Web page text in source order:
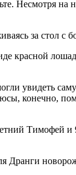
Несмотря на
за стол с
красной
увидеть
конечно,
Тимофей и
Дранги